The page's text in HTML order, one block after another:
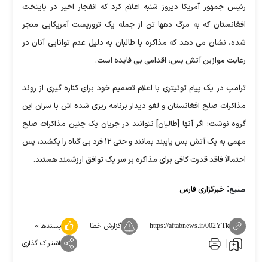
رئیس جمهور آمریکا دیروز شنبه اعلام کرد که انفجار اخیر در پایتخت
افغانستان که به مرگ دهها تن از جمله یک تروریست آمریکایی منجر
شده، نشان می دهد که مذاکره با طالبان به دلیل عدم توانایی آنان در
رعایت موازین آتش بس، اقدامی بی فایده است.
ترامپ در یک پیام توئیتری با اعلام تصمیم خود برای کناره گیری از روند
مذاکرات صلح افغانستان و لغو دیدار برنامه ریزی شده اش با سران این
گروه نوشت: اگر آنها [طالبان] نتوانند در جریان یک چنین مذاکرات صلح
مهمی به یک آتش بس پایبند بمانند و حتی ۱۲ فرد بی گناه را بکشند، پس
احتمالاً فاقد قدرت کافی برای مذاکره بر سر یک توافق ارزشمند هستند.
منبع: خبرگزاری فارس
https://aftabnews.ir/002YTk گزارش خطا پسندها:۰
اشتراک گذاری